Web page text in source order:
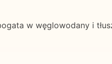
w węglowodany i